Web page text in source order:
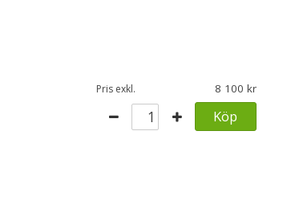
Pris exkl. 8 100
Köp